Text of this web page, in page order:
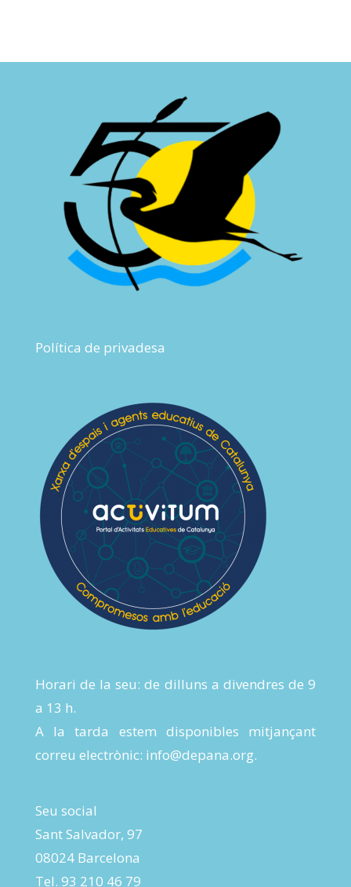
Política de privadesa
Horari de la seu: de dilluns a divendres de 9
a 13 h.
A la tarda estem disponibles mitjançant
correu electrònic: info@depana.org.
Seu social
Sant Salvador, 97
08024 Barcelona
Tel. 93 210 46 79